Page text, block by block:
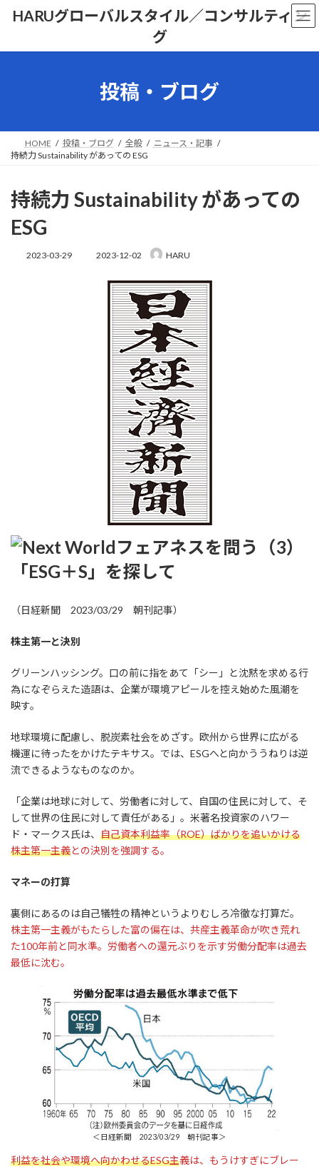
ン
プ
ー
動
HARUグローバルスタイル／コンサルティン
グ
投稿・ブログ
HOME 投稿・ブログ 全般
ニュース・記事
持続力 Sustainability があっての ESG
持続力 Sustainability があっての
ESG
2023-03-29
最
2023-12-02 HARU
フェアネスを問う（3）
「ESG＋S」を探して
（日経新聞 2023/03/29 朝刊記事）
株主第一と決別
グリーンハッシング。口の前に指をあて「シー」と沈黙を求める行
為になぞらえた造語は、企業が環境アピールを控え始めた風潮を
映す。
地球環境に配慮し、脱炭素社会をめざす。欧州から世界に広がる
機運に待ったをかけたテキサス。では、ESGへと向かううねりは逆
流できるようなものなのか。
「企業は地球に対して、労働者に対して、自国の住民に対して、そ
して世界の住民に対して責任がある」。米著名投資家のハワー
ド・マークス氏は、 自己資本利益率（ROE）ばかりを追いかける
株主第一主義との決別を強調する。
マネーの打算
裏側にあるのは自己犠牲の精神というよりむしろ冷徹な打算だ。
株主第一主義がもたらした富の偏在は、共産主義革命が吹き荒れ
た100年前と同水準。労働者への還元ぶりを示す労働分配率は過去
最低に沈む。
＜日経新聞 2023/03/29 朝刊記事＞
利益を社会や環境へ向かわせるESG主義は、もうけすぎにブレー